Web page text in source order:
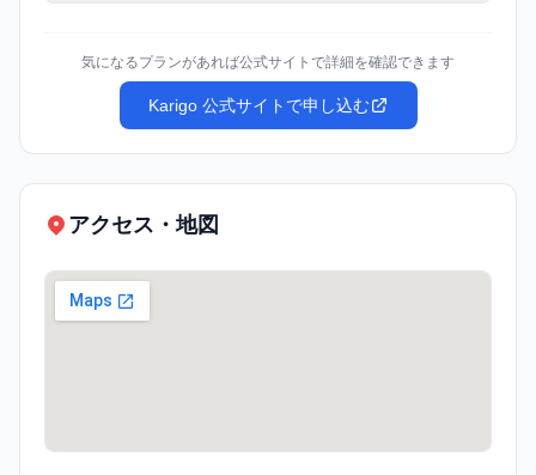
気になるプランがあれば公式サイトで詳細を確認できます
Karigo 公式サイトで申し込む
アクセス・地図